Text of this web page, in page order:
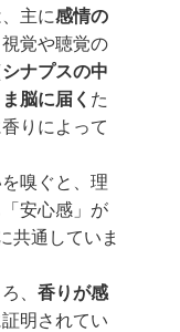
主に感情の
覚や聴覚の
ナプスの中
脳に届く た
りによって
嗅ぐと、理
安心感」が
共通していま
、 香りが感
明されてい